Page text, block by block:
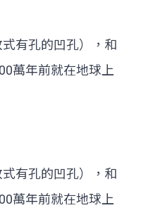
有孔的凹孔），和
萬年前就在地球上
有孔的凹孔），和
萬年前就在地球上